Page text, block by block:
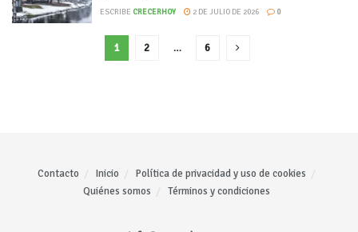
ESCRIBE CRECERHOY 2 DE JULIO DE 2026 0
1 2 … 6
Contacto Inicio
Política de privacidad y uso de cookies
Quiénes somos
Términos y condiciones